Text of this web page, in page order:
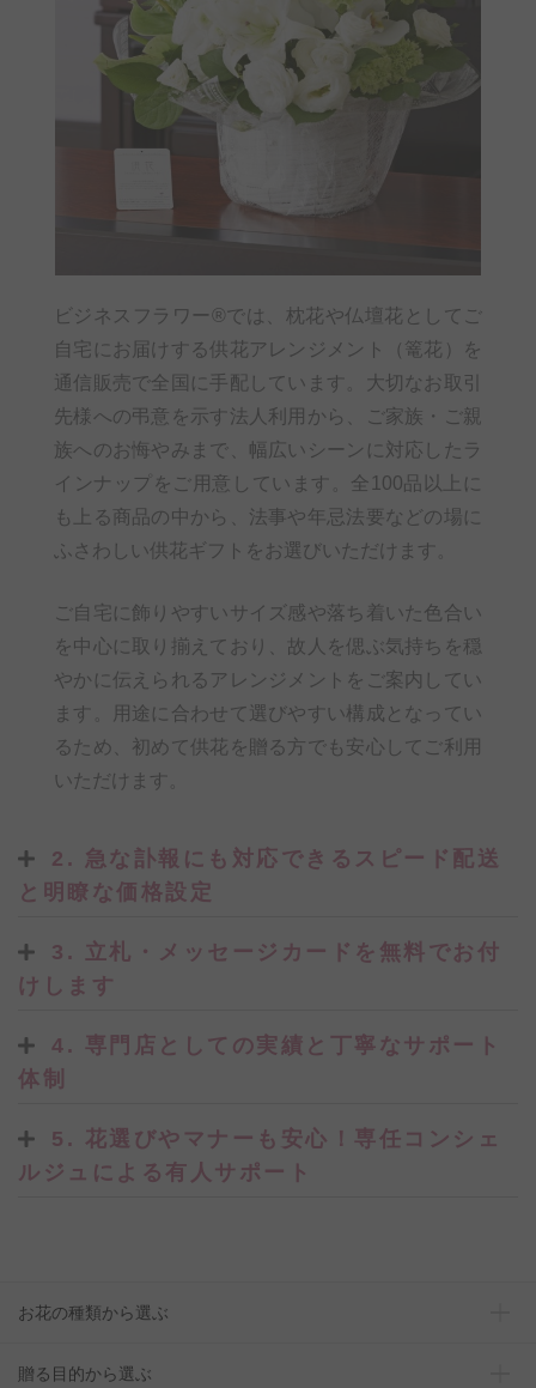
ビジネスフラワー®では、枕花や仏壇花としてご
自宅にお届けする供花アレンジメント（篭花）を
通信販売で全国に手配しています。大切なお取引
先様への弔意を示す法人利用から、ご家族・ご親
族へのお悔やみまで、幅広いシーンに対応したラ
インナップをご用意しています。全100品以上に
も上る商品の中から、法事や年忌法要などの場に
ふさわしい供花ギフトをお選びいただけます。
ご自宅に飾りやすいサイズ感や落ち着いた色合い
を中心に取り揃えており、故人を偲ぶ気持ちを穏
やかに伝えられるアレンジメントをご案内してい
ます。用途に合わせて選びやすい構成となってい
るため、初めて供花を贈る方でも安心してご利用
いただけます。
2. 急な訃報にも対応できるスピード配送
と明瞭な価格設定
3. 立札・メッセージカードを無料でお付
けします
4. 専門店としての実績と丁寧なサポート
体制
5. 花選びやマナーも安心！専任コンシェ
ルジュによる有人サポート
お花の種類から選ぶ
贈る目的から選ぶ